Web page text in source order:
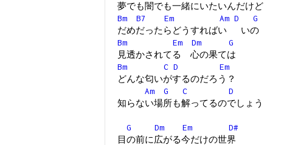
夢でも闇でも一緒にいたいんだけど
Bm
B7 Em Am D
G
だめだったらどうすればい いの
Bm
Em Dm
G
見透かされてる 心の果ては
Bm
C D
Em
どんな匂いがするのだろう？
Am
G C
D
知らない場所も解ってるのでしょう
G Dm Em
D#
目の前に広がる今だけの世界